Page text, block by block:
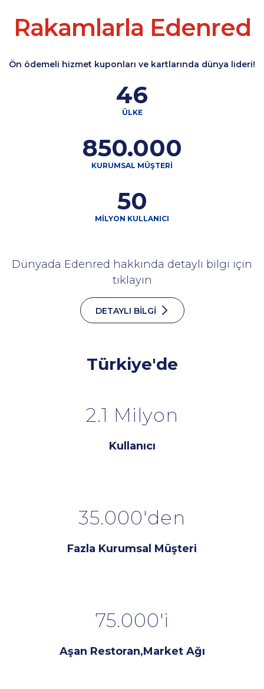
Rakamlarla Edenred
Ön ödemeli hizmet kuponları ve kartlarında dünya lideri!
46
ÜLKE
850.000
KURUMSAL MÜŞTERİ
50
MİLYON KULLANICI
Dünyada Edenred hakkında detaylı bilgi için
tıklayın
DETAYLI BİLGİ
Türkiye'de
2.1 Milyon
Kullanıcı
35.000'den
Fazla Kurumsal Müşteri
75.000'i
Aşan Restoran,Market Ağı